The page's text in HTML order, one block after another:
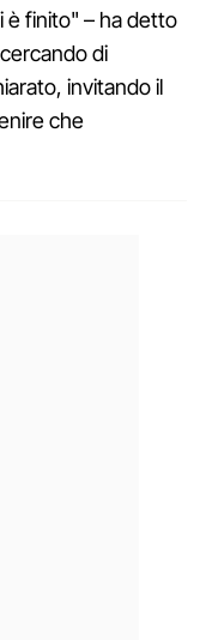
è finito" – ha detto
di
invitando il
che